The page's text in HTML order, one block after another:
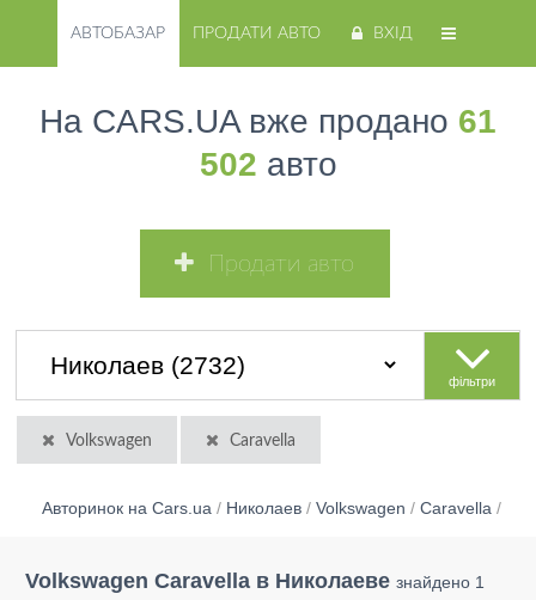
АВТОБАЗАР ПРОДАТИ АВТО ВХІД
На CARS.UA вже продано 61
502 авто
Продати авто
фільтри
Volkswagen Caravella
Авторинок на Cars.ua / Николаев / Volkswagen / Caravella /
Volkswagen Caravella в Николаеве знайдено 1